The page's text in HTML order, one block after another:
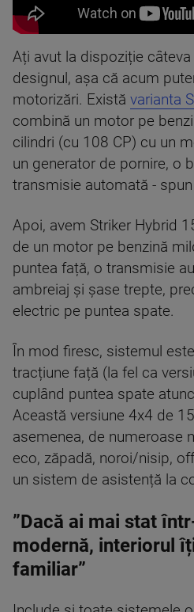
Ați avut la dispoziție
designul, așa că acum
motorizări. Există varianta
combină un motor pe
cilindri (cu 108 CP) cu un
un generator de pornire, o
transmisie automată -
Apoi, avem Striker Hybrid
de un motor pe benzină
puntea față, o transmisie
ambreiaj și șase trepte,
electric pe puntea spate.
În mod firesc, sistemul
tracțiune față (la fel ca
cuplând puntea spate
Această versiune 4x4 de
asemenea, de numeroase
eco, zăpadă, noroi/nisip,
un sistem de asistență la
”Dacă ai mai stat
modernă, interiorul
familiar”